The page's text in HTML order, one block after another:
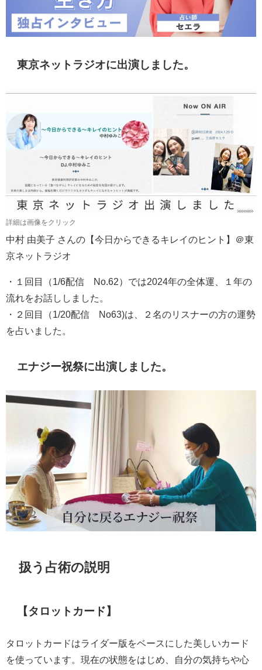
東京ネットラジオに出演しました。
詳細は画像をクリック
中村 由美子 さんの【今日からできるキレイのヒント】＠東
京ネットラジオ
・１回目（1/6配信 No.62）では2024年の全体運、１年の
流れをお話ししました。
・２回目（1/20配信 No63)は、２名のリスナーの方の運勢
を占いました。
エナジー祝祭に出演しました。
扱う占術の説明
【タロットカード】
タロットカードはライダー版をベースにした美しいカード
を使っています。現在の状態をはじめ、自分の気持ちや心